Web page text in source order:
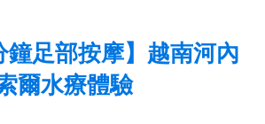
足部按摩】越南河內
爾水療體驗